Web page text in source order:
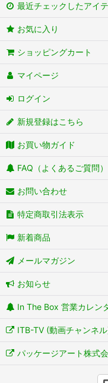
最近チェックしたアイ
お気に入り
ショッピングカート
マイページ
ログイン
新規登録はこちら
お買い物ガイド
FAQ（よくあるご質問）
お問い合わせ
特定商取引法表示
新着商品
メールマガジン
お知らせ
In The Box 営業カレン
ITB-TV (動画チャンネ
パッケージアート株式